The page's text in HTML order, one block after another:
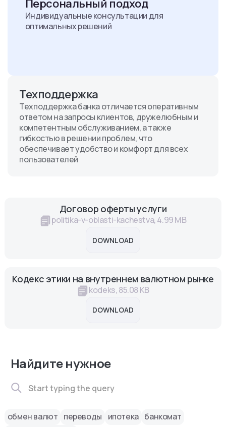
Персональный подход
Индивидуальные консультации для
оптимальных решений
Техподдержка
Техподдержка банка отличается оперативным
ответом на запросы клиентов, дружелюбным и
компетентным обслуживанием, а также
гибкостью в решении проблем, что
обеспечивает удобство и комфорт для всех
пользователей
Договор оферты услуги
politika-v-oblasti-kachestva, 4.99 MB
DOWNLOAD
Кодекс этики на внутреннем валютном рынке
kodeks, 85.08 KB
DOWNLOAD
Найдите нужное
обмен валют переводы ипотека банкомат